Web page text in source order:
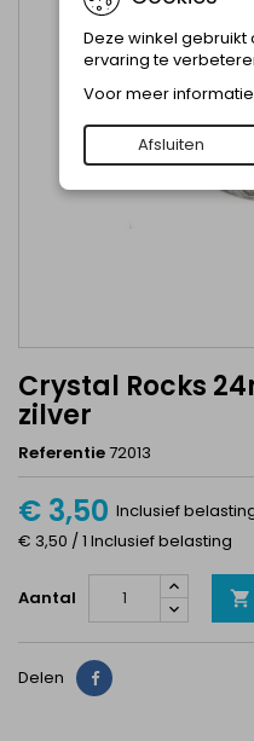
Crystal Rocks
zilver
Referentie72013
€ 3,50 Inclusief
€ 3,50 / 1 Inclusief belasting
Aantal 
Delen Delen
Deze winkel
ervaring te
Voor meer
Afsluiten